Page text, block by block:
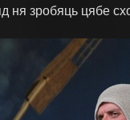
ня зробяць цябе